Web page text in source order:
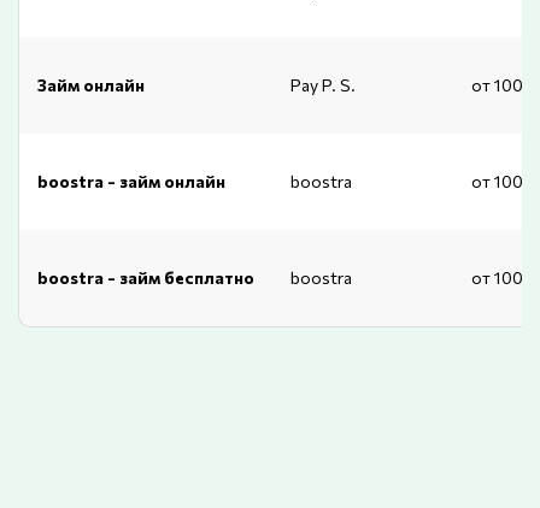
Займ онлайн Pay P. S. от
boostra - займ онлайн boostra от
boostra - займ бесплатно boostra от